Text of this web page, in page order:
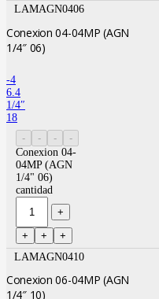
LAMAGN0406
Conexion 04-04MP (AGN
1/4″ 06)
-4
6.4
1/4″
18
Conexion 04-
04MP (AGN
1/4" 06)
cantidad
LAMAGN0410
Conexion 06-04MP (AGN
1/4″ 10)